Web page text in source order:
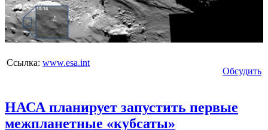
Ссылка: www.esa.int
Обсудить
НАСА планирует запустить первые
межпланетные «кубсаты»